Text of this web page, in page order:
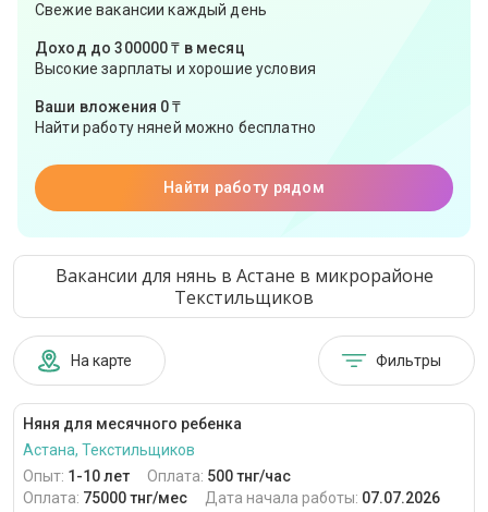
Свежие вакансии каждый день
Доход до 300000 ₸ в месяц
Высокие зарплаты и хорошие условия
Ваши вложения 0 ₸
Найти работу няней можно бесплатно
Найти работу рядом
Вакансии для нянь в Астане в микрорайоне
Текстильщиков
На карте Фильтры
Няня для месячного ребенка
Астана, Текстильщиков
Опыт: 1-10 лет Оплата: 500 тнг/час
Оплата: 75000 тнг/мес Дата начала работы: 07.07.2026